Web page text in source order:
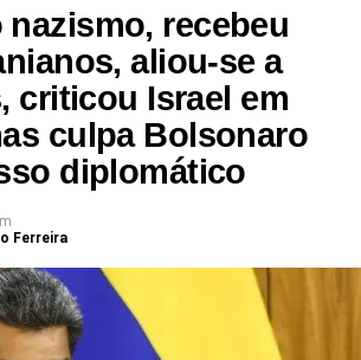
nazismo, recebeu
aliou-se a
criticou Israel em
culpa Bolsonaro
diplomático
Ferreira